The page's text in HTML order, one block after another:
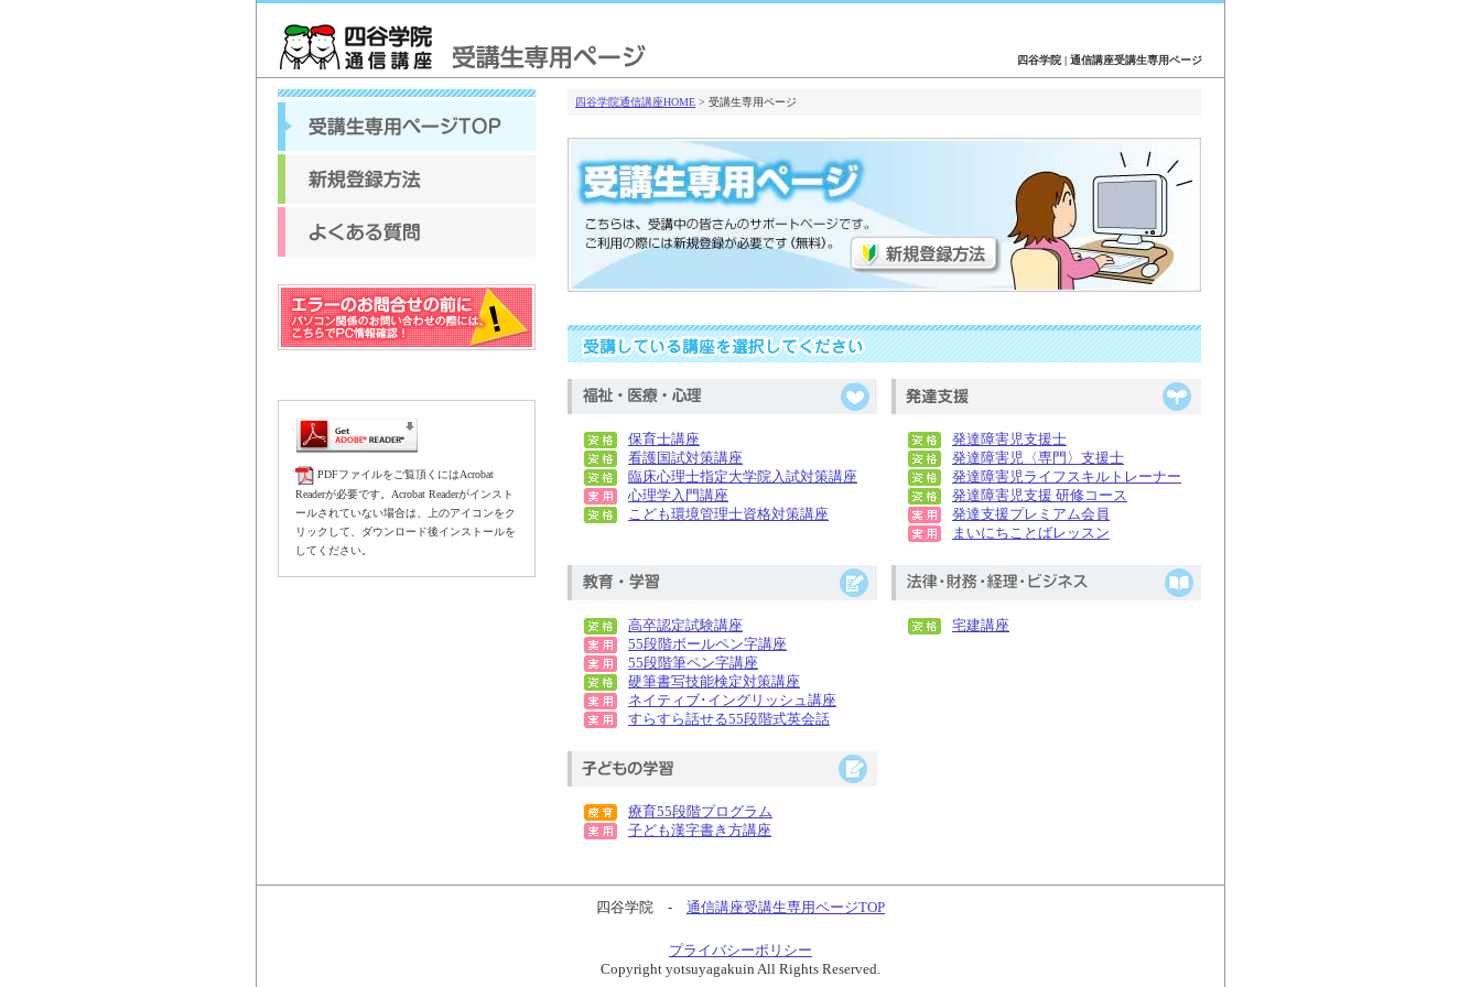
四谷学院 | 通信講座受講生専用ページ
四谷学院通信講座HOME > 受講生専用ページ
保育士講座
看護国試対策講座
臨床心理士指定大学院入試対策講座
心理学入門講座
こども環境管理士資格対策講座
高卒認定試験講座
55段階ボールペン字講座
55段階筆ペン字講座
硬筆書写技能検定対策講座
ネイティブ･イングリッシュ講座
すらすら話せる55段階式英会話
療育55段階プログラム
子ども漢字書き方講座
発達障害児支援士
発達障害児〈専門〉支援士
発達障害児ライフスキルトレーナー
発達障害児支援 研修コース
発達支援プレミアム会員
まいにちことばレッスン
宅建講座
PDFファイルをご覧頂くにはAcrobat
Readerが必要です。Acrobat Readerがインスト
ールされていない場合は、上のアイコンをク
リックして、ダウンロード後インストールを
してください。
四谷学院 - 通信講座受講生専用ページTOP
プライバシーポリシー
Copyright yotsuyagakuin All Rights Reserved.